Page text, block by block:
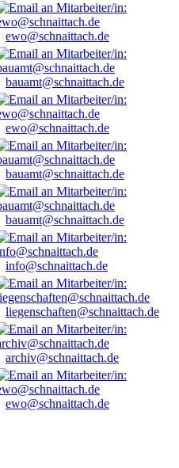
ewo@schnaittach.de
bauamt@schnaittach.de
ewo@schnaittach.de
bauamt@schnaittach.de
bauamt@schnaittach.de
info@schnaittach.de
liegenschaften@schnaittach.de
archiv@schnaittach.de
ewo@schnaittach.de